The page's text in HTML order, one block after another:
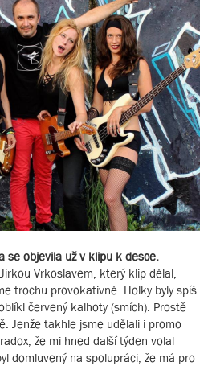
se objevila už v klipu k desce.
Vrkoslavem, který klip dělal,
trochu provokativně. Holky byly spíš
červený kalhoty (smích). Prostě
Jenže takhle jsme udělali i promo
že mi hned další týden volal
domluvený na spolupráci, že má pro